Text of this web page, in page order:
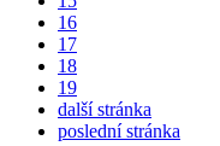
16
17
18
19
další stránka
poslední stránka